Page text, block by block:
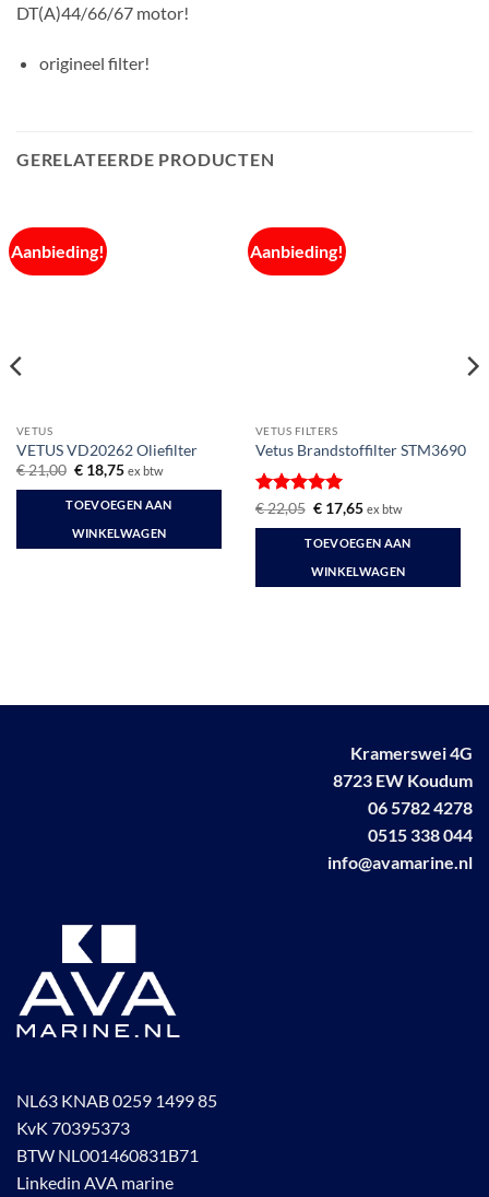
DT(A)44/66/67 motor!
origineel filter!
GERELATEERDE PRODUCTEN
Aanbieding!
VETUS
VETUS VD20262 Oliefilter
€21,00 Oorspronkelijke
was:
€ 21,00.
€18,75Huidige
is:
€ 18,75.
ex btw
TOEVOEGEN AAN
WINKELWAGEN
Aanbieding!
VETUS FILTERS
Vetus Brandstoffilter STM3690
Gewaardeerd
5uit 5
€22,05 Oorspronkelijke
was:
€ 22,05.
€17,65Huidige
is:
€ 17,65.
ex btw
TOEVOEGEN AAN
WINKELWAGEN
Kramerswei 4G
8723 EW Koudum
06 5782 4278
0515 338 044
info@avamarine.nl
NL63 KNAB 0259 1499 85
KvK 70395373
BTW NL001460831B71
Linkedin AVA marine